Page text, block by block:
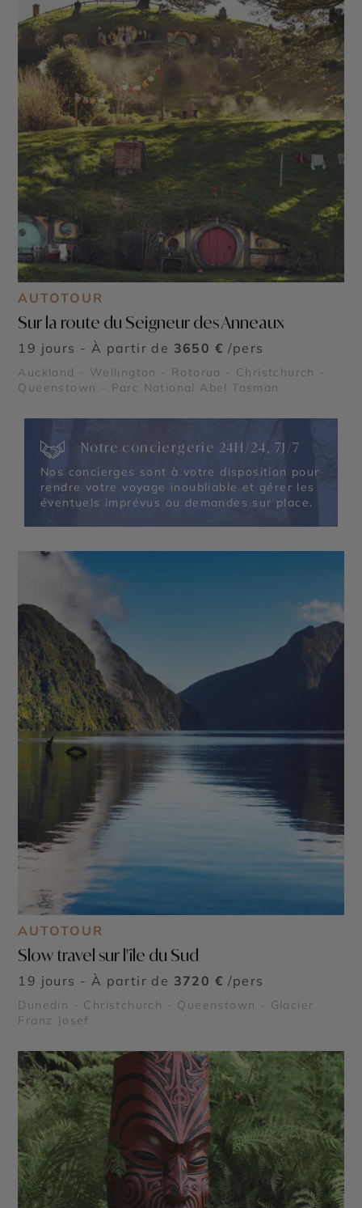
AUTOTOUR
Sur la route du Seigneur des Anneaux
19 jours - À partir de 3650 € /pers
Auckland - Wellington - Rotorua - Christchurch -
Queenstown - Parc National Abel Tasman
Notre conciergerie 24H/24, 7J/7
Nos concierges sont à votre disposition pour
rendre votre voyage inoubliable et gérer les
éventuels imprévus ou demandes sur place.
AUTOTOUR
Slow travel sur l'île du Sud
19 jours - À partir de 3720 € /pers
Dunedin - Christchurch - Queenstown - Glacier
Franz Josef